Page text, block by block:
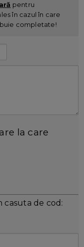
pentru
în cazul în care
completate!
la care
de cod: